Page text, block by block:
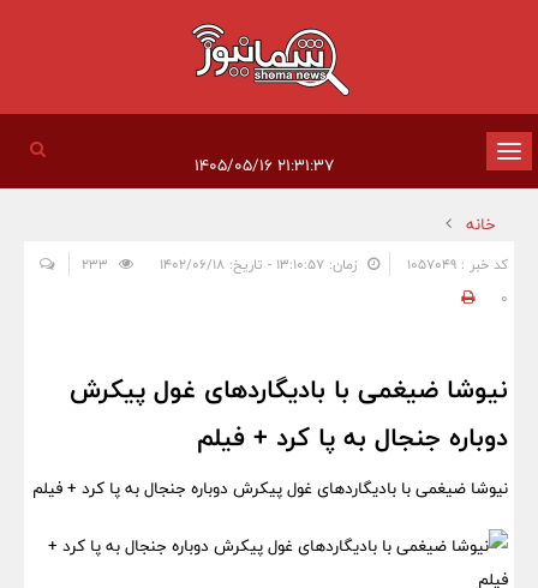
تغییر
وضعیت
ناوبری
۲۱:۳۱:۳۷ ۱۴۰۵/۰۵/۱۶
خانه
کد خبر : 1057049 زمان: ۱۳:۱۰:۵۷ - تاریخ: ۱۴۰۲/۰۶/۱۸
0
نیوشا ضیغمی با بادیگاردهای غول پیکرش
دوباره جنجال به پا کرد + فیلم
نیوشا ضیغمی با بادیگاردهای غول پیکرش دوباره جنجال به پا کرد + فیلم